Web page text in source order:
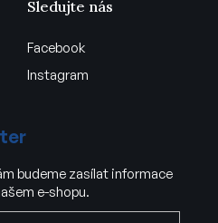
Sledujte nás
Facebook
Instagram
budeme zasílat informace
e-shopu.